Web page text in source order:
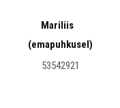
Mariliis
(emapuhkusel)
53542921